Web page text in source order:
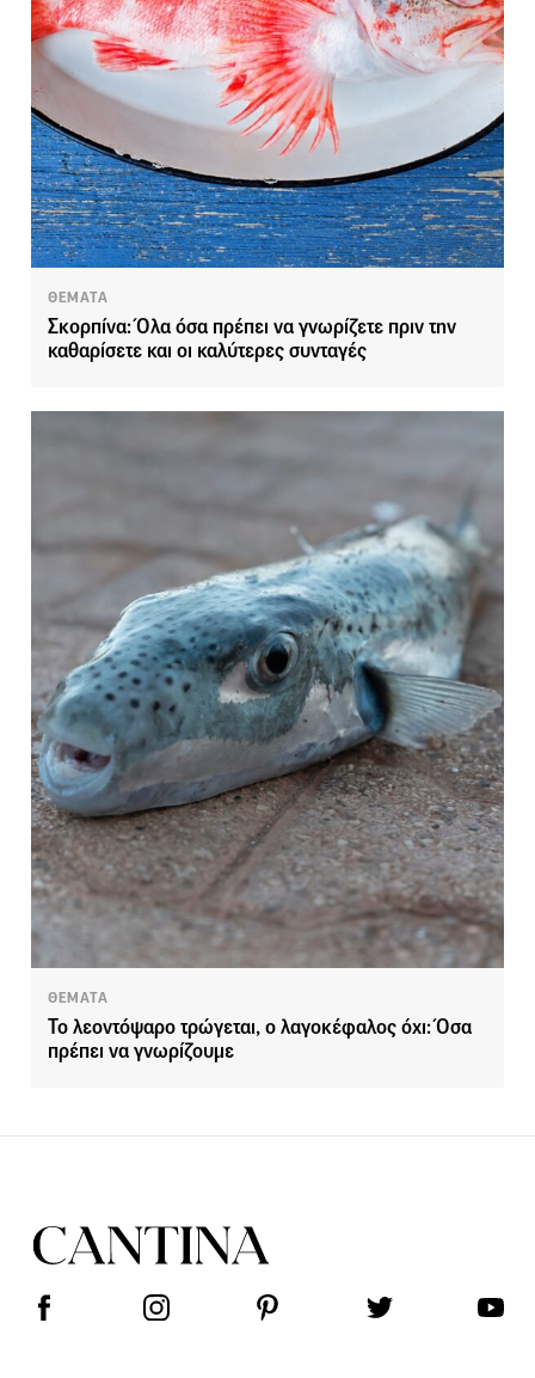
ΘΕΜΑΤΑ
Σκορπίνα: Όλα όσα πρέπει να γνωρίζετε πριν την
καθαρίσετε και οι καλύτερες συνταγές
ΘΕΜΑΤΑ
Το λεοντόψαρο τρώγεται, ο λαγοκέφαλος όχι: Όσα
πρέπει να γνωρίζουμε